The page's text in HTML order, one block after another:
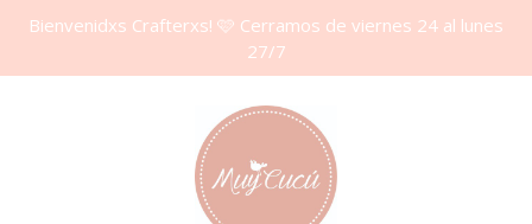
Bienvenidxs Crafterxs! 🩷 Cerramos de viernes 24 al lunes
27/7